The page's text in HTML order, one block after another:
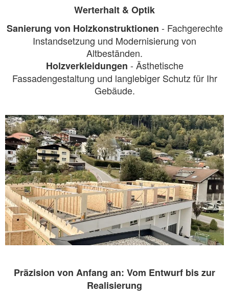
Werterhalt & Optik
Sanierung von Holzkonstruktionen - Fachgerechte
Instandsetzung und Modernisierung von
Altbeständen.
Holzverkleidungen - Ästhetische
Fassadengestaltung und langlebiger Schutz für Ihr
Gebäude.
Präzision von Anfang an: Vom Entwurf bis zur
Realisierung